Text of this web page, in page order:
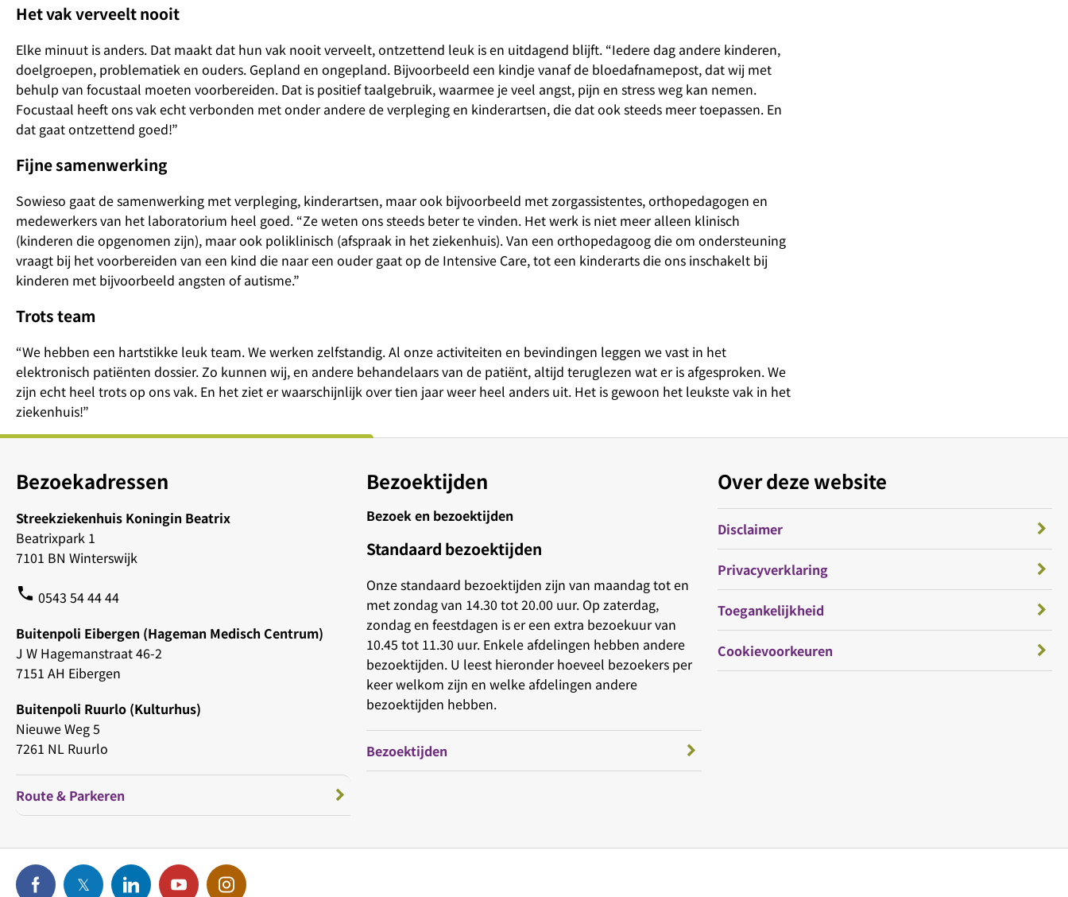
Het vak verveelt nooit
Elke minuut is anders. Dat maakt dat hun vak nooit verveelt, ontzettend leuk is en uitdagend blijft. “Iedere dag andere kinderen,
doelgroepen, problematiek en ouders. Gepland en ongepland. Bijvoorbeeld een kindje vanaf de bloedafnamepost, dat wij met
behulp van focustaal moeten voorbereiden. Dat is positief taalgebruik, waarmee je veel angst, pijn en stress weg kan nemen.
Focustaal heeft ons vak echt verbonden met onder andere de verpleging en kinderartsen, die dat ook steeds meer toepassen. En
dat gaat ontzettend goed!”
Fijne samenwerking
Sowieso gaat de samenwerking met verpleging, kinderartsen, maar ook bijvoorbeeld met zorgassistentes, orthopedagogen en
medewerkers van het laboratorium heel goed. “Ze weten ons steeds beter te vinden. Het werk is niet meer alleen klinisch
(kinderen die opgenomen zijn), maar ook poliklinisch (afspraak in het ziekenhuis). Van een orthopedagoog die om ondersteuning
vraagt bij het voorbereiden van een kind die naar een ouder gaat op de Intensive Care, tot een kinderarts die ons inschakelt bij
kinderen met bijvoorbeeld angsten of autisme.”
Trots team
“We hebben een hartstikke leuk team. We werken zelfstandig. Al onze activiteiten en bevindingen leggen we vast in het
elektronisch patiënten dossier. Zo kunnen wij, en andere behandelaars van de patiënt, altijd teruglezen wat er is afgesproken. We
zijn echt heel trots op ons vak. En het ziet er waarschijnlijk over tien jaar weer heel anders uit. Het is gewoon het leukste vak in het
ziekenhuis!”
Bezoekadressen
Streekziekenhuis Koningin Beatrix
Beatrixpark 1
7101 BN Winterswijk
phone 0543 54 44 44
Buitenpoli Eibergen (Hageman Medisch Centrum)
J W Hagemanstraat 46-2
7151 AH Eibergen
Buitenpoli Ruurlo (Kulturhus)
Nieuwe Weg 5
7261 NL Ruurlo
Route & Parkeren
Bezoektijden
Bezoek en bezoektijden
Standaard bezoektijden
Onze standaard bezoektijden zijn van maandag tot en
met zondag van 14.30 tot 20.00 uur. Op zaterdag,
zondag en feestdagen is er een extra bezoekuur van
10.45 tot 11.30 uur. Enkele afdelingen hebben andere
bezoektijden. U leest hieronder hoeveel bezoekers per
keer welkom zijn en welke afdelingen andere
bezoektijden hebben.
Bezoektijden
Over deze website
Disclaimer
Privacyverklaring
Toegankelijkheid
Cookievoorkeuren